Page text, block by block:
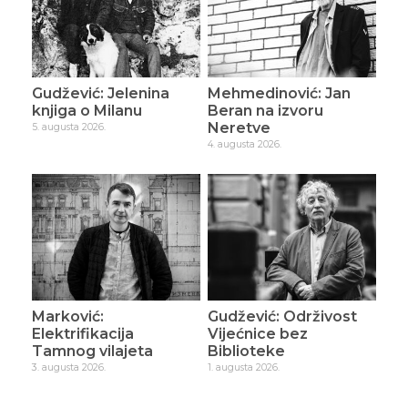
Gudžević: Jelenina
knjiga o Milanu
5. augusta 2026.
Mehmedinović: Jan
Beran na izvoru
Neretve
4. augusta 2026.
Marković:
Elektrifikacija
Tamnog vilajeta
3. augusta 2026.
Gudžević: Održivost
Vijećnice bez
Biblioteke
1. augusta 2026.